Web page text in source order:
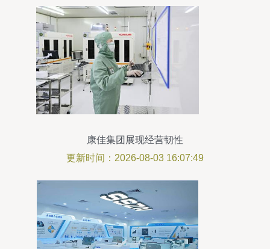
康佳集团展现经营韧性
更新时间：2026-08-03 16:07:49